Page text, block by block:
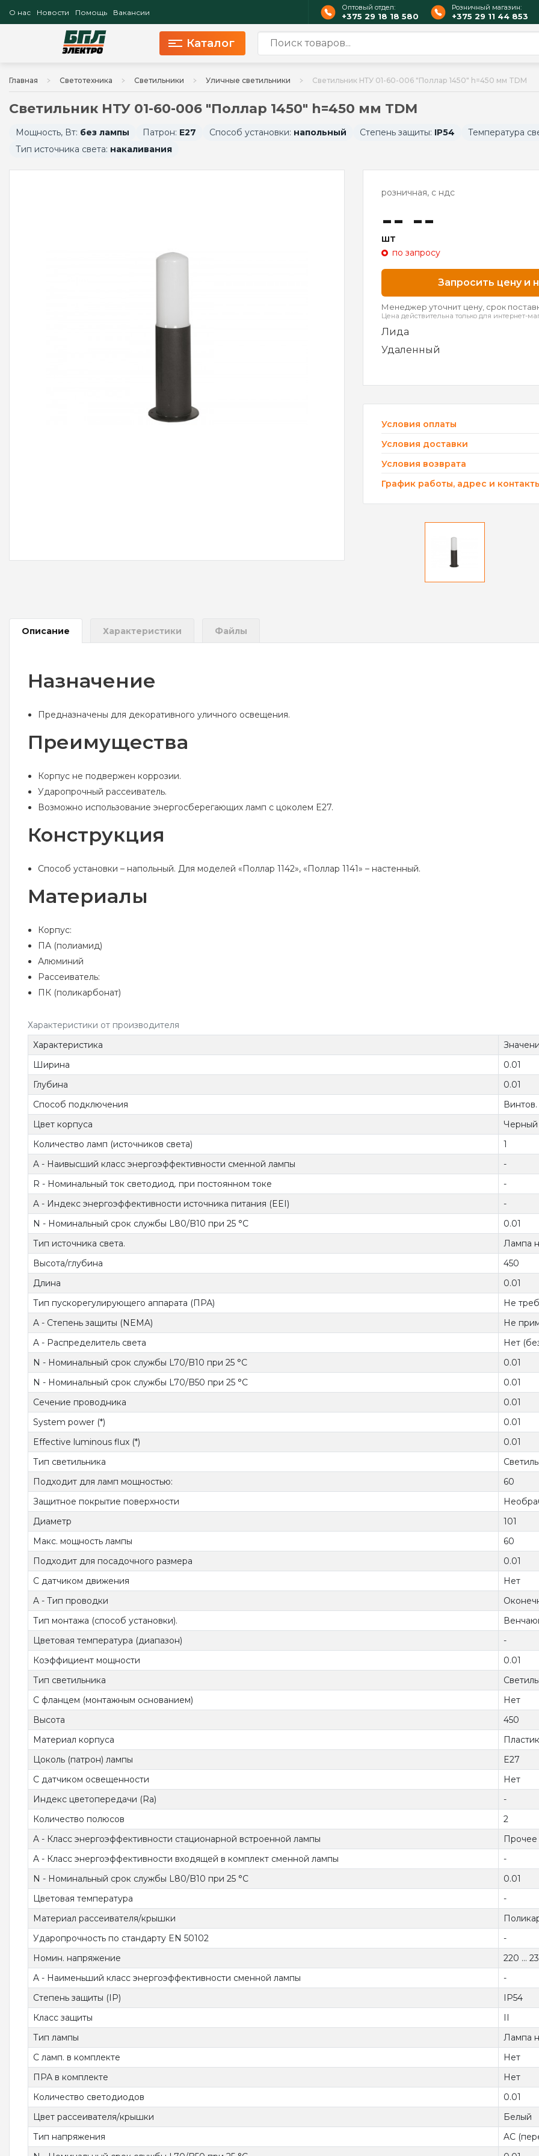
О нас Новости Помощь Вакансии
Оптовый отдел:
+375 29 18 18 580
Розничный магазин:
+375 29 11 44 853
Каталог
Главная Светотехника Светильники Уличные светильники Светильник НТУ 01-60-006 "Поллар 1450" h=450 мм TDM
Светильник НТУ 01-60-006 "Поллар 1450" h=450 мм TDM
Мощность, Вт: без лампы Патрон: E27 Способ установки: напольный Степень защиты: IP54
Температура
Тип источника света: накаливания
розничная, с ндс
-- --
шт
по запросу
Запросить цену и
Менеджер уточнит цену, срок
Цена действительна только для интернет-
Лида
Удаленный
Условия оплаты
Условия доставки
Условия возврата
График работы, адрес и
Описание Характеристики Файлы
Назначение
Предназначены для декоративного уличного освещения.
Преимущества
Корпус не подвержен коррозии.
Ударопрочный рассеиватель.
Возможно использование энергосберегающих ламп с цоколем E27.
Конструкция
Способ установки – напольный. Для моделей «Поллар 1142», «Поллар 1141» – настенный.
Материалы
Корпус:
ПА (полиамид)
Алюминий
Рассеиватель:
ПК (поликарбонат)
Характеристики от производителя
Характеристика
Ширина
0.01
Глубина
0.01
Способ подключения
Цвет корпуса
Черный
Количество ламп (источников света)
1
A - Наивысший класс энергоэффективности сменной лампы
-
R - Номинальный ток светодиод. при постоянном токе
-
A - Индекс энергоэффективности источника питания (EEI)
-
N - Номинальный срок службы L80/B10 при 25 °C
0.01
Тип источника света.
Лампа
Высота/глубина
450
Длина
0.01
Тип пускорегулирующего аппарата (ПРА)
Не
A - Степень защиты (NEMA)
Не
A - Распределитель света
Нет
N - Номинальный срок службы L70/B10 при 25 °C
0.01
N - Номинальный срок службы L70/B50 при 25 °C
0.01
Сечение проводника
0.01
System power (*)
0.01
Effective luminous flux (*)
0.01
Тип светильника
Подходит для ламп мощностью:
60
Защитное покрытие поверхности
Диаметр
101
Макс. мощность лампы
60
Подходит для посадочного размера
0.01
С датчиком движения
Нет
A - Тип проводки
Тип монтажа (способ установки).
Цветовая температура (диапазон)
-
Коэффициент мощности
0.01
Тип светильника
С фланцем (монтажным основанием)
Нет
Высота
450
Материал корпуса
Пластик
Цоколь (патрон) лампы
E27
С датчиком освещенности
Нет
Индекс цветопередачи (Ra)
-
Количество полюсов
2
A - Класс энергоэффективности стационарной встроенной лампы
Прочее
A - Класс энергоэффективности входящей в комплект сменной лампы
-
N - Номинальный срок службы L80/B10 при 25 °C
0.01
Цветовая температура
-
Материал рассеивателя/крышки
Ударопрочность по стандарту EN 50102
-
Номин. напряжение
220 ...
A - Наименьший класс энергоэффективности сменной лампы
-
Степень защиты (IP)
IP54
Класс защиты
II
Тип лампы
Лампа
С ламп. в комплекте
Нет
ПРА в комплекте
Нет
Количество светодиодов
0.01
Цвет рассеивателя/крышки
Белый
Тип напряжения
AC